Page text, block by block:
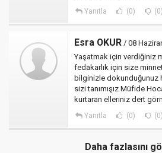
Yanıtla (0) (0)
Esra OKUR / 08
Yaşatmak için verdiğiniz
fedakarlık için size
bilginizle dokunduğunuz
sizi tanımışız Müfide
kurtaran elleriniz dert
Yanıtla (0) (0)
Daha fazlasını